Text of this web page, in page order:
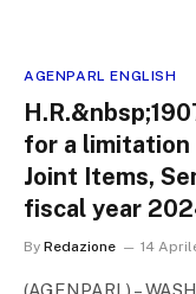
AGENPARL ENGLISH
for a
Joint Items,
fiscal year
By Redazione 14
(AGENPARL) –